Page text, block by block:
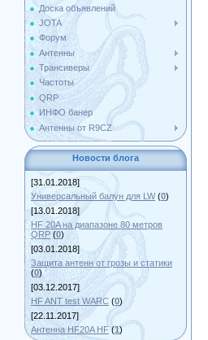
Доска объявлений
JOTA
Форум
Антенны
Трансиверы
Частоты
QRP
ИНФО банер
Антенны от R9CZ
Новости блога
[31.01.2018]
Универсальный балун для LW (0)
[13.01.2018]
HF 20A на диапазоне 80 метров
QRP (0)
[03.01.2018]
Защита антенн от грозы и статики
(0)
[03.12.2017]
HF ANT test WARC (0)
[22.11.2017]
Антенна HF20A HF (1)